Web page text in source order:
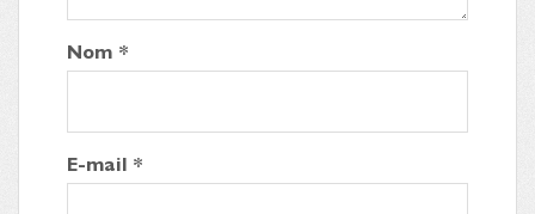
Nom *
E-mail *